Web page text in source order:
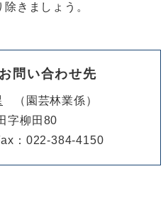
きましょう。​
問い合わせ先
園芸林業係
字柳田80
：022-384-4150